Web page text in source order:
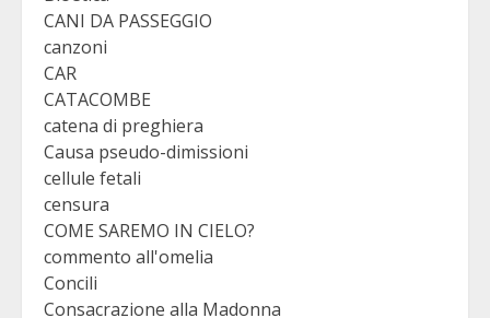
CANI DA PASSEGGIO
canzoni
CAR
CATACOMBE
catena di preghiera
Causa pseudo-dimissioni
cellule fetali
censura
COME SAREMO IN CIELO?
commento all'omelia
Concili
Consacrazione alla Madonna